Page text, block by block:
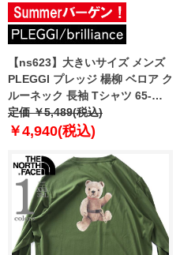
【ns623】大きいサイズ メンズ
PLEGGI プレッジ 楊柳 ベロア ク
ルーネック 長袖 Tシャツ 65-
88373-2
定価 ￥5,489(税込)
￥4,940(税込)